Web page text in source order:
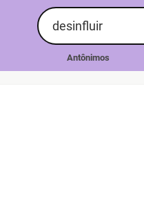
Antônimos